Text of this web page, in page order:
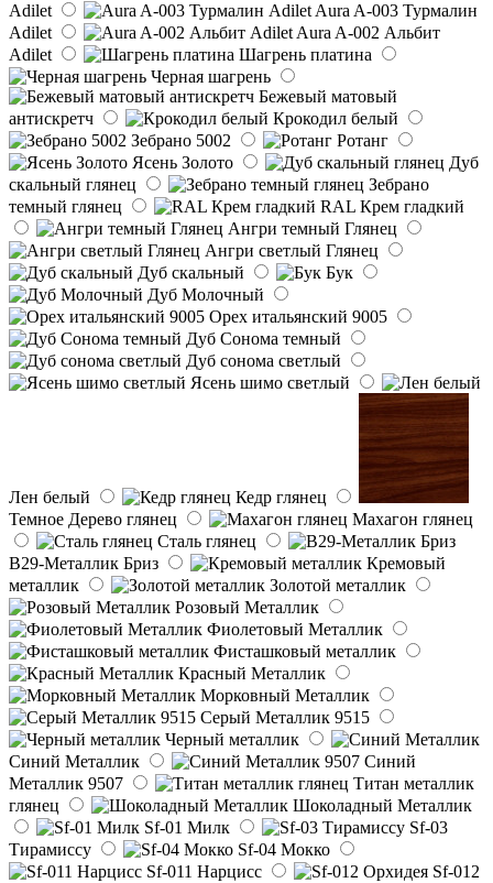
Adilet
Aura A-003 Турмалин
Adilet
Aura A-002 Альбит
Adilet
Шагрень платина
Черная шагрень
Бежевый матовый
антискретч
Крокодил белый
Зебрано 5002
Ротанг
Ясень Золото
Дуб
скальный глянец
Зебрано
темный глянец
RAL Крем гладкий
Ангри темный Глянец
Ангри светлый Глянец
Дуб скальный
Бук
Дуб Молочный
Орех итальянский 9005
Дуб Сонома темный
Дуб сонома светлый
Ясень шимо светлый
Лен белый
Кедр глянец
Темное Дерево глянец
Махагон глянец
Сталь глянец
B29-Металлик Бриз
Кремовый
металлик
Золотой металлик
Розовый Металлик
Фиолетовый Металлик
Фисташковый металлик
Красный Металлик
Морковный Металлик
Серый Металлик 9515
Черный металлик
Синий Металлик
Синий
Металлик 9507
Титан металлик
глянец
Шоколадный Металлик
Sf-01 Милк
Sf-03
Тирамиссу
Sf-04 Мокко
Sf-011 Нарцисс
Sf-012